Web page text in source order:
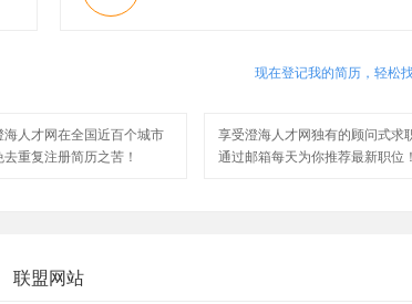
现在登记我的简历，轻松
海人才网在全国近百个城市
重复注册简历之苦！
享受澄海人才网独有的顾问式求
通过邮箱每天为你推荐最新职位！
联盟网站